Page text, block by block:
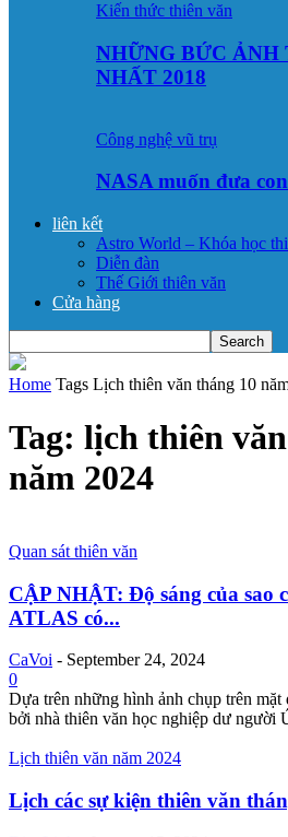
Kiến thức thiên văn
NHỮNG BỨC
NHẤT 2018
Công nghệ vũ trụ
NASA muốn đưa
liên kết
Astro World – Khóa học
Diễn đàn
Thế Giới thiên văn
Cửa hàng
Home Tags Lịch thiên văn tháng 10
Tag: lịch thiên
năm 2024
Quan sát thiên văn
CẬP NHẬT: Độ sáng của sao
ATLAS có...
CaVoi - September 24, 2024
0
Dựa trên những hình ảnh chụp trên
bởi nhà thiên văn học nghiệp dư người
Lịch thiên văn năm 2024
Lịch các sự kiện thiên văn